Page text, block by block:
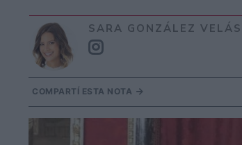
SARA GONZÁLEZ
COMPARTÍ ESTA NOTA